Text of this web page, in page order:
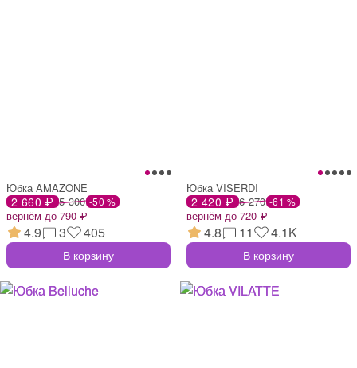
Юбка AMAZONE
2 660 ₽ 5 300 -50 %
вернём до 790 ₽
4.9 3 405
В корзину
Юбка VISERDI
2 420 ₽ 6 270 -61 %
вернём до 720 ₽
4.8 11 4.1K
В корзину